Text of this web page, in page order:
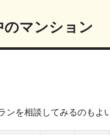
のマンション
を相談してみるのもよ